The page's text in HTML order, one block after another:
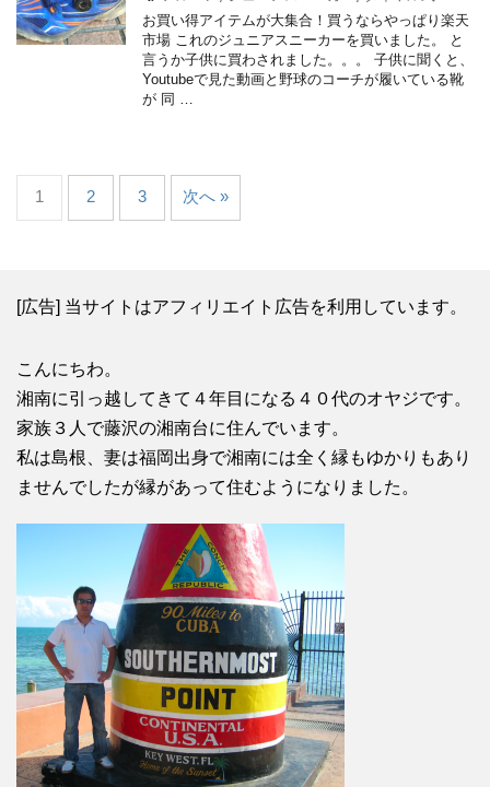
お買い得アイテムが大集合！買うならやっぱり楽天
市場 これのジュニアスニーカーを買いました。 と
言うか子供に買わされました。。。 子供に聞くと、
Youtubeで見た動画と野球のコーチが履いている靴
が 同 …
1 2 3 次へ »
[広告] 当サイトはアフィリエイト広告を利用しています。
こんにちわ。
湘南に引っ越してきて４年目になる４０代のオヤジです。
家族３人で藤沢の湘南台に住んでいます。
私は島根、妻は福岡出身で湘南には全く縁もゆかりもあり
ませんでしたが縁があって住むようになりました。